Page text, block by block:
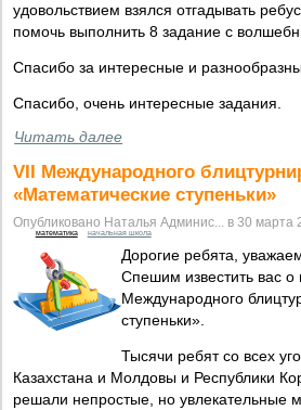
удовольствием взялся отгадывать
помочь выполнить 8 задание с
Спасибо за интересные и
Спасибо, очень интересные задания.
Читать далее
VII Международного
«Математические ступеньки»
Опубликовано Наталья Админис... в 30 марта
математика начальная школа
Дорогие ребята,
Спешим известить вас о
Международного
ступеньки».
Тысячи ребят со всех
Казахстана и Молдовы и Республики
решали непростые, но увлекательные